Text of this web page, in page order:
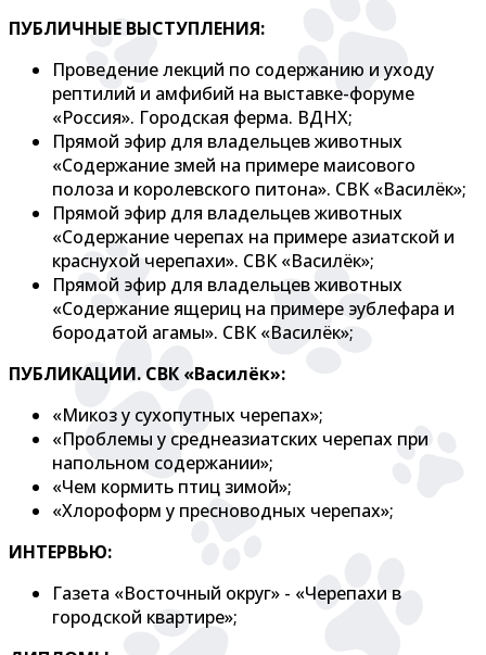
ПУБЛИЧНЫЕ ВЫСТУПЛЕНИЯ:
Проведение лекций по содержанию и уходу
рептилий и амфибий на выставке-форуме
«Россия». Городская ферма. ВДНХ;
Прямой эфир для владельцев животных
«Содержание змей на примере маисового
полоза и королевского питона». СВК «Василёк»;
Прямой эфир для владельцев животных
«Содержание черепах на примере азиатской и
краснухой черепахи». СВК «Василёк»;
Прямой эфир для владельцев животных
«Содержание ящериц на примере эублефара и
бородатой агамы». СВК «Василёк»;
ПУБЛИКАЦИИ. СВК «Василёк»:
«Микоз у сухопутных черепах»;
«Проблемы у среднеазиатских черепах при
напольном содержании»;
«Чем кормить птиц зимой»;
«Хлороформ у пресноводных черепах»;
ИНТЕРВЬЮ:
Газета «Восточный округ» - «Черепахи в
городской квартире»;